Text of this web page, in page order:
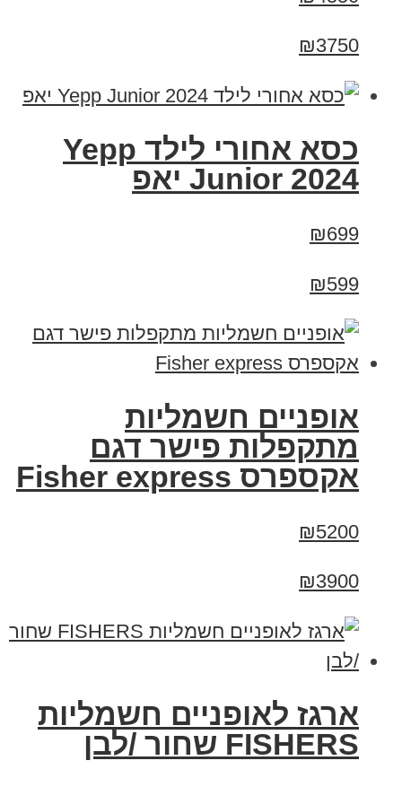
₪3750
כסא אחורי לילד Yepp
Junior 2024 יאפ
₪699
₪599
אופניים חשמליות
מתקפלות פישר דגם
אקספרס Fisher express
₪5200
₪3900
ארגז לאופניים חשמליות
FISHERS שחור /לבן